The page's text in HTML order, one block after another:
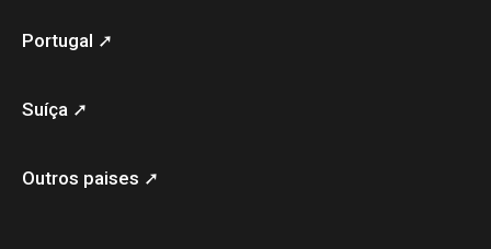
Portugal ➚
Suíça ➚
Outros paises ➚